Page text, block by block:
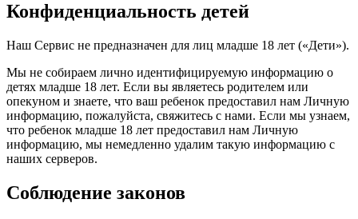
Конфиденциальность детей
Наш Сервис не предназначен для лиц младше 18 лет («Дети»).
Мы не собираем лично идентифицируемую информацию о
детях младше 18 лет. Если вы являетесь родителем или
опекуном и знаете, что ваш ребенок предоставил нам Личную
информацию, пожалуйста, свяжитесь с нами. Если мы узнаем,
что ребенок младше 18 лет предоставил нам Личную
информацию, мы немедленно удалим такую информацию с
наших серверов.
Соблюдение законов